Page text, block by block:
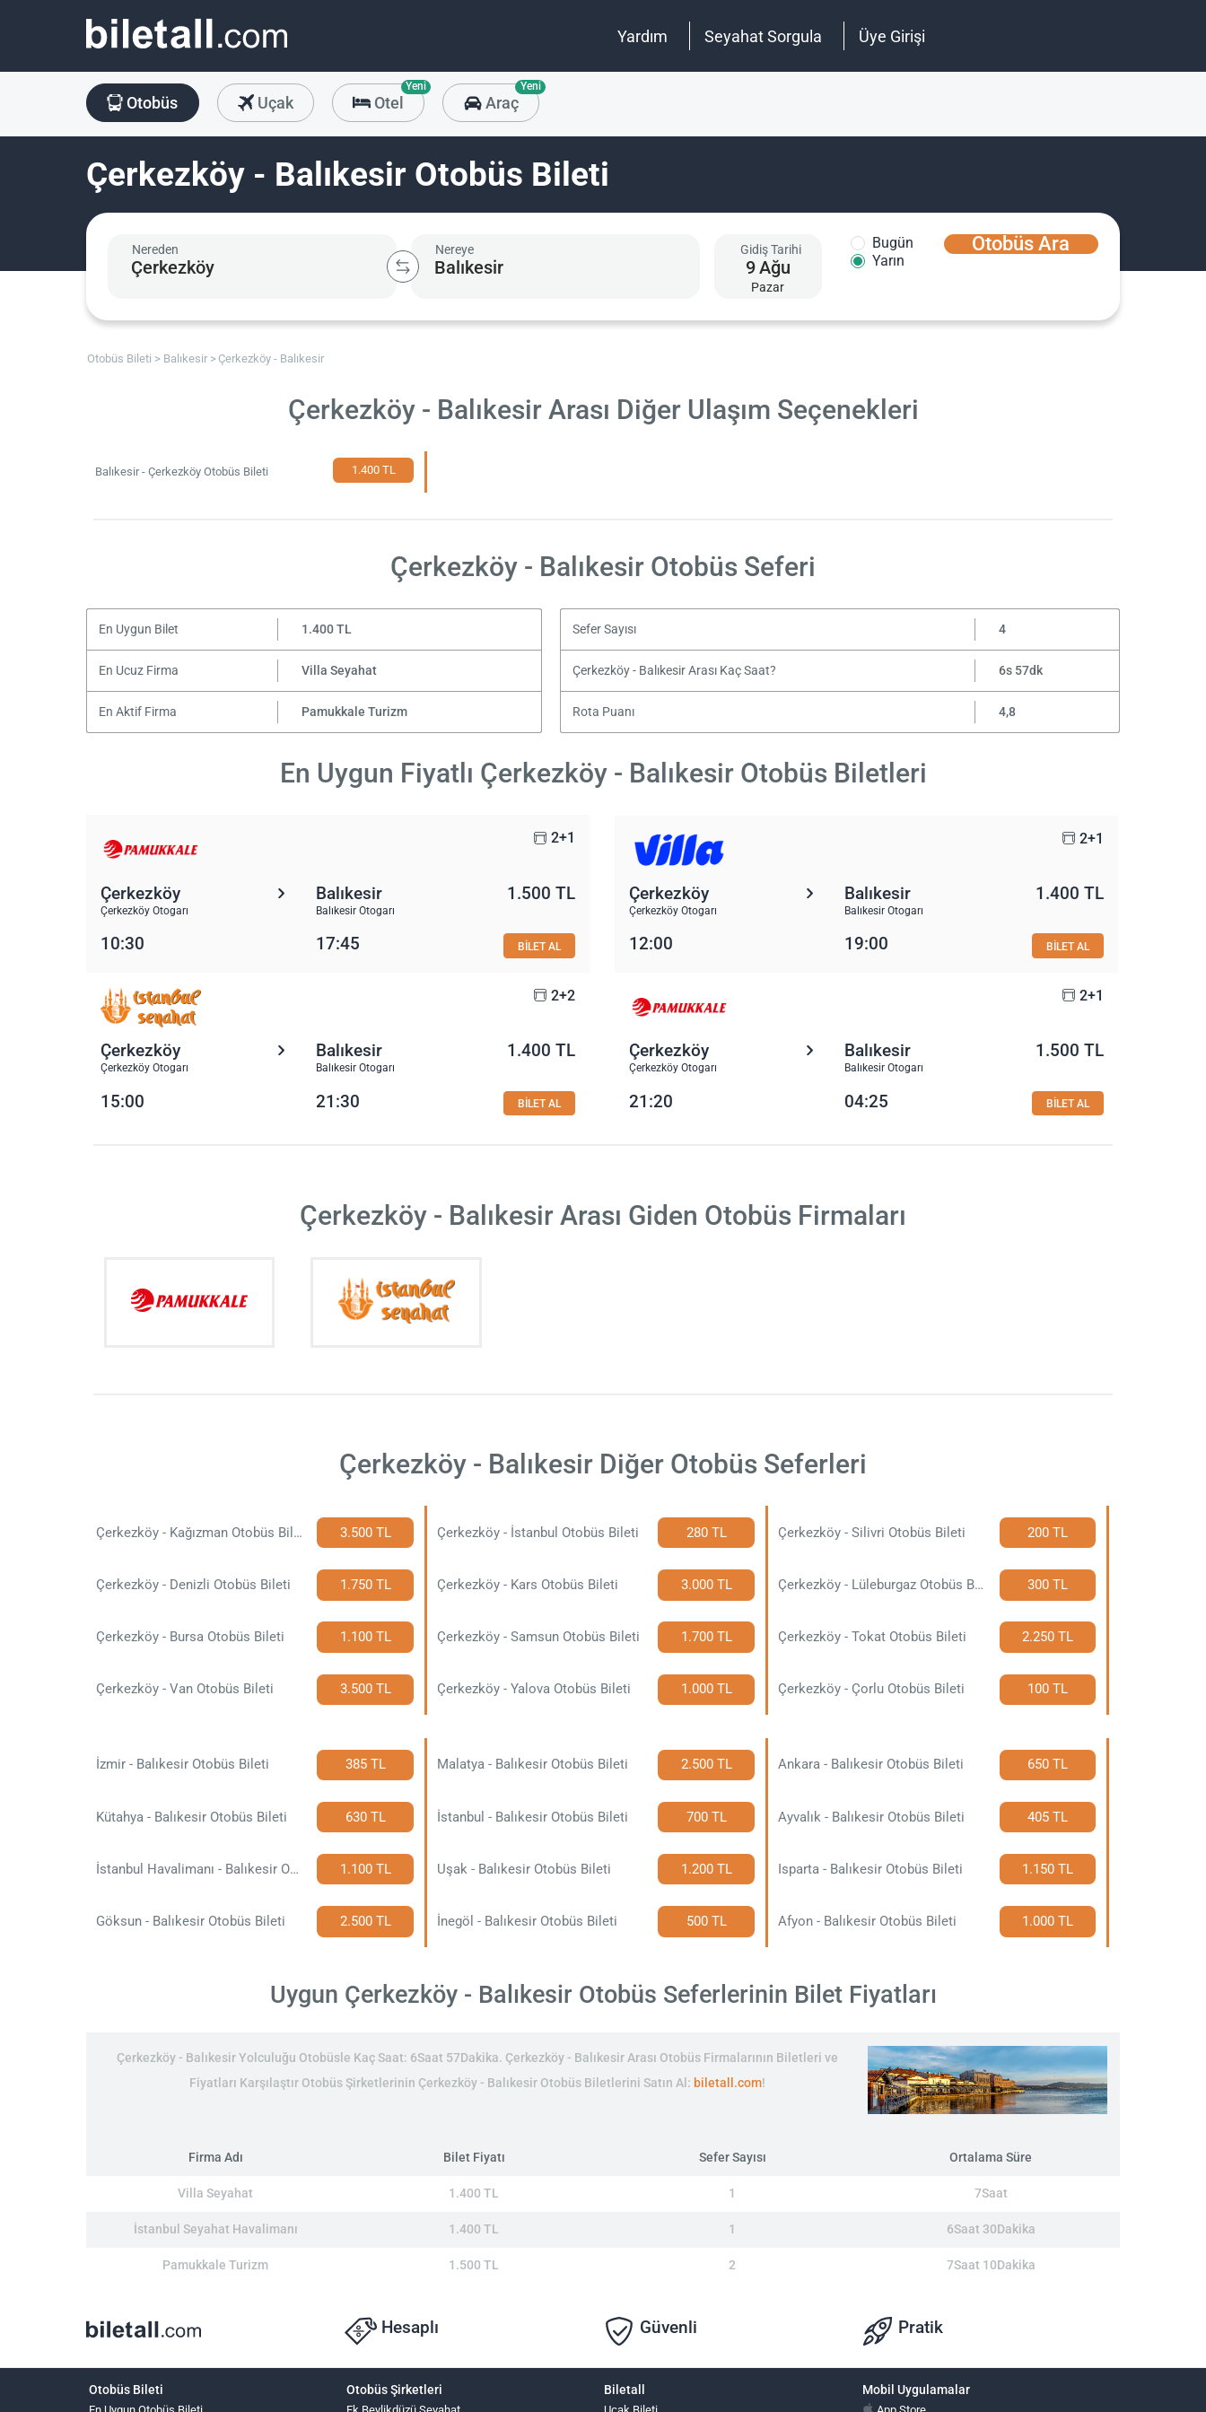
Yardım Seyahat Sorgula Üye Girişi
Otobüs Uçak Otel
Yeni
Araç
Yeni
Çerkezköy - Balıkesir Otobüs Bileti
Nereden Nereye Gidiş Tarihi
9Ağu
Pazar
Bugün
Yarın
Otobüs Ara
Otobüs Bileti Balıkesir Çerkezköy - Balıkesir
Çerkezköy - Balıkesir Arası Diğer Ulaşım Seçenekleri
Balıkesir - Çerkezköy Otobüs Bileti 1.400 TL
Çerkezköy - Balıkesir Otobüs Seferi
En Uygun Bilet 1.400 TL Sefer Sayısı 4
En Ucuz Firma Villa Seyahat Çerkezköy - Balıkesir Arası Kaç Saat? 6s 57dk
En Aktif Firma Pamukkale Turizm Rota Puanı 4,8
En Uygun Fiyatlı Çerkezköy - Balıkesir Otobüs Biletleri
2+1
Çerkezköy
Çerkezköy Otogarı
Balıkesir
Balıkesir Otogarı
1.500 TL
10:30 17:45 BİLET AL
2+1
Çerkezköy
Çerkezköy Otogarı
Balıkesir
Balıkesir Otogarı
1.400 TL
12:00 19:00 BİLET AL
2+2
Çerkezköy
Çerkezköy Otogarı
Balıkesir
Balıkesir Otogarı
1.400 TL
15:00 21:30 BİLET AL
2+1
Çerkezköy
Çerkezköy Otogarı
Balıkesir
Balıkesir Otogarı
1.500 TL
21:20 04:25 BİLET AL
Çerkezköy - Balıkesir Arası Giden Otobüs Firmaları
Çerkezköy - Balıkesir Diğer Otobüs Seferleri
Çerkezköy - Kağızman Otobüs Bileti 3.500 TL Çerkezköy - İstanbul Otobüs Bileti 280 TL Çerkezköy - Silivri Otobüs Bileti 200 TL
Çerkezköy - Denizli Otobüs Bileti 1.750 TL Çerkezköy - Kars Otobüs Bileti 3.000 TL Çerkezköy - Lüleburgaz Otobüs Bileti 300 TL
Çerkezköy - Bursa Otobüs Bileti 1.100 TL Çerkezköy - Samsun Otobüs Bileti 1.700 TL Çerkezköy - Tokat Otobüs Bileti 2.250 TL
Çerkezköy - Van Otobüs Bileti 3.500 TL Çerkezköy - Yalova Otobüs Bileti 1.000 TL Çerkezköy - Çorlu Otobüs Bileti 100 TL
İzmir - Balıkesir Otobüs Bileti 385 TL Malatya - Balıkesir Otobüs Bileti 2.500 TL Ankara - Balıkesir Otobüs Bileti 650 TL
Kütahya - Balıkesir Otobüs Bileti 630 TL İstanbul - Balıkesir Otobüs Bileti 700 TL Ayvalık - Balıkesir Otobüs Bileti 405 TL
İstanbul Havalimanı - Balıkesir Otobüs Bileti 1.100 TL Uşak - Balıkesir Otobüs Bileti 1.200 TL Isparta - Balıkesir Otobüs Bileti 1.150 TL
Göksun - Balıkesir Otobüs Bileti 2.500 TL İnegöl - Balıkesir Otobüs Bileti 500 TL Afyon - Balıkesir Otobüs Bileti 1.000 TL
Uygun Çerkezköy - Balıkesir Otobüs Seferlerinin Bilet Fiyatları
Çerkezköy - Balıkesir Yolculuğu Otobüsle Kaç Saat: 6Saat 57Dakika. Çerkezköy - Balıkesir Arası Otobüs Firmalarının Biletleri ve
Fiyatları Karşılaştır Otobüs Şirketlerinin Çerkezköy - Balıkesir Otobüs Biletlerini Satın Al: biletall.com!
Firma Adı Bilet Fiyatı Sefer Sayısı Ortalama Süre
Villa Seyahat 1.400 TL 1 7Saat
İstanbul Seyahat Havalimanı 1.400 TL 1 6Saat 30Dakika
Pamukkale Turizm 1.500 TL 2 7Saat 10Dakika
Hesaplı Güvenli Pratik
Otobüs Bileti Otobüs Şirketleri Biletall Mobil Uygulamalar